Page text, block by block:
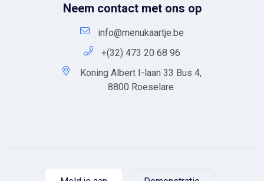
Neem contact met ons op
info@menukaartje.be
+(32) 473 20 68 96
Koning Albert I-laan 33 Bus 4,
8800 Roeselare